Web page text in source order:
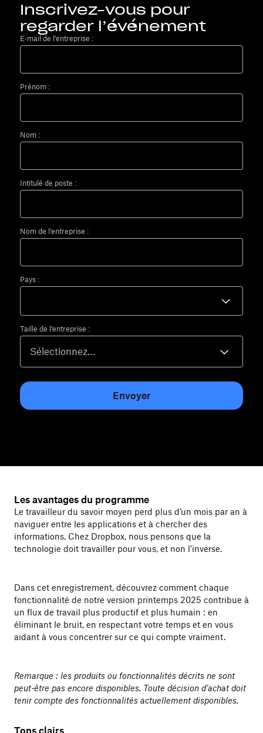
Inscrivez-vous pour
regarder l’événement
E‑mail de l’entreprise :
Prénom :
Nom :
Intitulé de poste :
Nom de l’entreprise :
Pays :
Taille de l’entreprise :
Envoyer
Les avantages du programme
Le travailleur du savoir moyen perd plus d’un mois par an à
naviguer entre les applications et à chercher des
informations. Chez Dropbox, nous pensons que la
technologie doit travailler pour vous, et non l’inverse.
Dans cet enregistrement, découvrez comment chaque
fonctionnalité de notre version printemps 2025 contribue à
un flux de travail plus productif et plus humain : en
éliminant le bruit, en respectant votre temps et en vous
aidant à vous concentrer sur ce qui compte vraiment.
Remarque : les produits ou fonctionnalités décrits ne sont
peut-être pas encore disponibles. Toute décision d’achat doit
tenir compte des fonctionnalités actuellement disponibles.
Tons clairs